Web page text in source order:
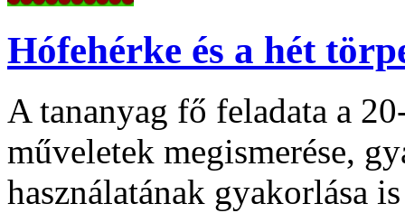
Hófehérke és a hét
A tananyag fő feladata a
műveletek megismerése,
használatának gyakorlása